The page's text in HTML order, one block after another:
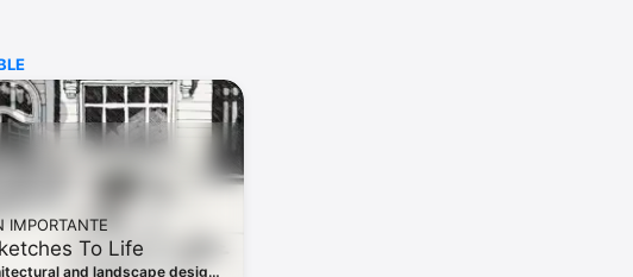
y mapas mentales
en vectores, por lo que cada trazo es editable y escalable. Con nuestras
Slice y Select, puedes cambiar fácilmente cualquier elemento de tu boceto sin
para los últimos dispositivos y el Apple Pencil.
Playstation, Philips, HP, Apple, Google, Unity e Illumination Entertainment usan
y realizar ideas extraordinarias. ¡Únete a nosotros!
con diferentes tipos de papel y cuadrículas
IMPORTANTE
To Life
and landscape designs